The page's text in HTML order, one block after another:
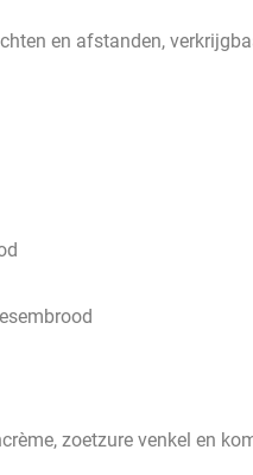
en afstanden,
zoetzure venkel en